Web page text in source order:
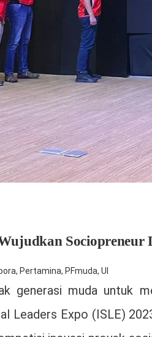
, Pertamina, PFmuda, UI
generasi muda untuk
Leaders Expo (ISLE)